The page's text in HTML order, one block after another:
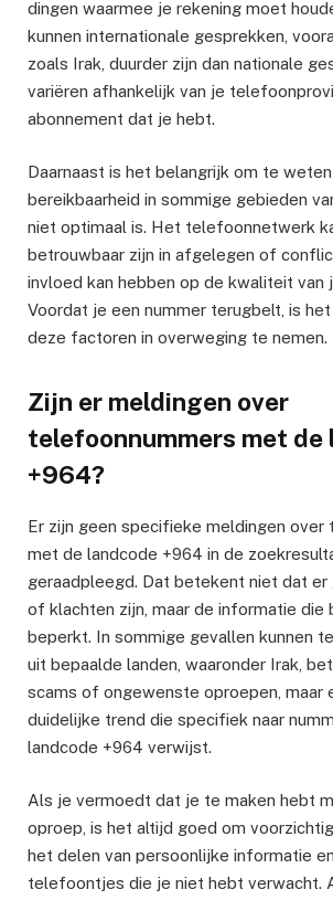
dingen waarmee je rekening moet
kunnen internationale gesprekken,
zoals Irak, duurder zijn dan nationale
variëren afhankelijk van je
abonnement dat je hebt.
Daarnaast is het belangrijk om te
bereikbaarheid in sommige gebieden
niet optimaal is. Het telefoonnetwerk
betrouwbaar zijn in afgelegen of
invloed kan hebben op de kwaliteit van
Voordat je een nummer terugbelt, is
deze factoren in overweging te nemen.
Zijn er meldingen over
telefoonnummers met de
+964?
Er zijn geen specifieke meldingen over
met de landcode +964 in de
geraadpleegd. Dat betekent niet dat er
of klachten zijn, maar de informatie die
beperkt. In sommige gevallen kunnen
uit bepaalde landen, waaronder Irak,
scams of ongewenste oproepen, maar
duidelijke trend die specifiek naar
landcode +964 verwijst.
Als je vermoedt dat je te maken hebt
oproep, is het altijd goed om
het delen van persoonlijke informatie
telefoontjes die je niet hebt verwacht.